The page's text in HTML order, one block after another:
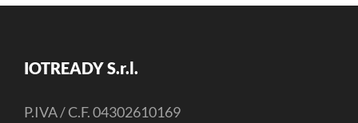
IOTREADY S.r.l.
P.IVA / C.F. 04302610169